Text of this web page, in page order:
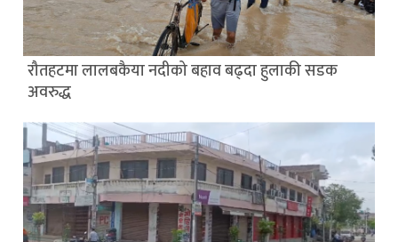
रौतहटमा लालबकैया नदीको बहाव बढ्दा हुलाकी सडक
अवरुद्ध